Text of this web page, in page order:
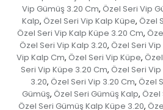
Vip Gümüş 3.20 Cm, Özel Seri Vip
Kalp, Özel Seri Vip Kalp Küpe, Özel
Özel Seri Vip Kalp Küpe 3.20 Cm,
Özel Seri Vip Kalp 3.20, Özel Seri
Vip Kalp Cm, Özel Seri Vip Küpe,
Seri Vip Küpe 3.20 Cm, Özel Seri
3.20, Özel Seri Vip 3.20 Cm, Özel
Gümüş, Özel Seri Gümüş Kalp, Özel
Özel Seri Gümüş Kalp Küpe 3.20,